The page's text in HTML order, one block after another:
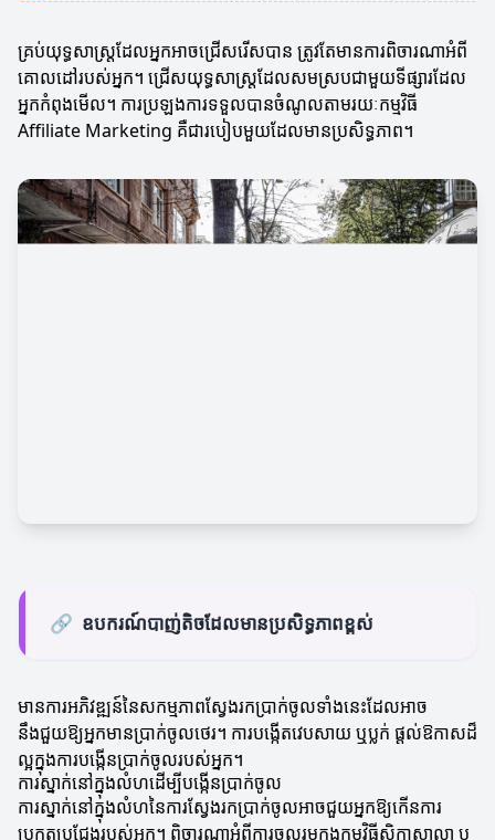
គ្រប់យុទ្ធសាស្ត្រដែលអ្នកអាចជ្រើសរើសបាន ត្រូវតែមានការពិចារណាអំពី
គោលដៅរបស់អ្នក។ ជ្រើសយុទ្ធសាស្ត្រដែលសមស្របជាមួយទីផ្សារដែល
អ្នកកំពុងមើល។ ការប្រឡងការទទួលបានចំណូលតាមរយៈកម្មវិធី
Affiliate Marketing គឺជារបៀបមួយដែលមានប្រសិទ្ធភាព។
🔗 ឧបករណ៍បាញ់តិចដែលមានប្រសិទ្ធភាពខ្ពស់
មានការអភិវឌ្ឍន៍នៃសកម្មភាពស្វែងរកប្រាក់ចូលទាំងនេះដែលអាច
នឹងជួយឱ្យអ្នកមានប្រាក់ចូលថេរ។ ការបង្កើតវេបសាយ ឬប្លក់ ផ្តល់ឱកាសដ៏
ល្អក្នុងការបង្កើនប្រាក់ចូលរបស់អ្នក។
ការស្នាក់នៅក្នុងលំហដើម្បីបង្កើនប្រាក់ចូល
ការស្នាក់នៅក្នុងលំហនៃការស្វែងរកប្រាក់ចូលអាចជួយអ្នកឱ្យកើនការ
ប្រកួតប្រជែងរបស់អ្នក។ ពិចារណាអំពីការចូលរួមក្នុងកម្មវិធីសិក្ខាសាលា ឬ